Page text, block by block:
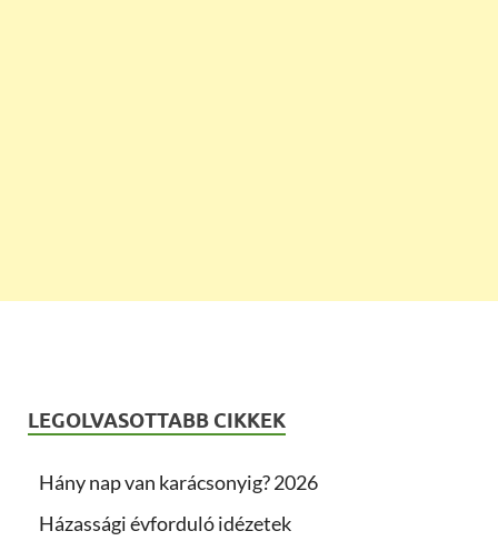
LEGOLVASOTTABB CIKKEK
Hány nap van karácsonyig? 2026
Házassági évforduló idézetek